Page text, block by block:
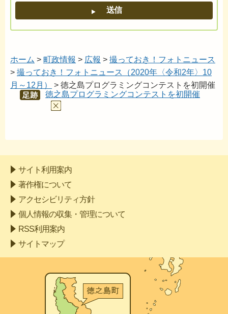
ホーム > 町政情報 > 広報 > 撮っておき！フォトニュース
> 撮っておき！フォトニュース（2020年〈令和2年〉10
月～12月）
> 徳之島プログラミングコンテストを初開催
あし
徳之島プログラミングコンテストを初開催
サイト利用案内
著作権について
アクセシビリティ方針
個人情報の収集・管理について
RSS利用案内
サイトマップ